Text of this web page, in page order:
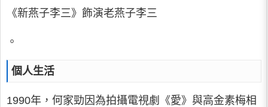
《新燕子李三》飾演老燕子李三
。
個人生活
1990年，何家勁因為拍攝電視劇《愛》與高金素梅相